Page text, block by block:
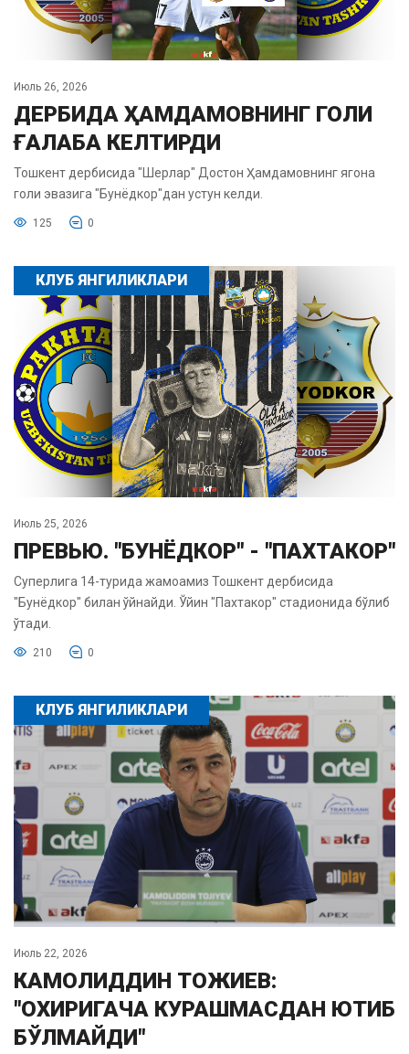
Июль 26, 2026
ДЕРБИДА ҲАМДАМОВНИНГ ГОЛИ
ҒАЛАБА КЕЛТИРДИ
Тошкент дербисида "Шерлар" Достон Ҳамдамовнинг ягона
голи эвазига "Бунёдкор"дан устун келди.
125 0
КЛУБ ЯНГИЛИКЛАРИ
Июль 25, 2026
ПРЕВЬЮ. "БУНЁДКОР" - "ПАХТАКОР"
Суперлига 14-турида жамоамиз Тошкент дербисида
"Бунёдкор" билан ўйнайди. Ўйин "Пахтакор" стадионида бўлиб
ўтади.
210 0
КЛУБ ЯНГИЛИКЛАРИ
Июль 22, 2026
КАМОЛИДДИН ТОЖИЕВ:
"ОХИРИГАЧА КУРАШМАСДАН ЮТИБ
БЎЛМАЙДИ"